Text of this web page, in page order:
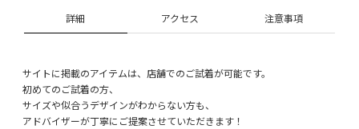
詳細 アクセス 注意事項
サイトに掲載のアイテムは、店舗でのご試着が可能です。
初めてのご試着の方、
サイズや似合うデザインがわからない方も、
アドバイザーが丁寧にご提案させていただきます！